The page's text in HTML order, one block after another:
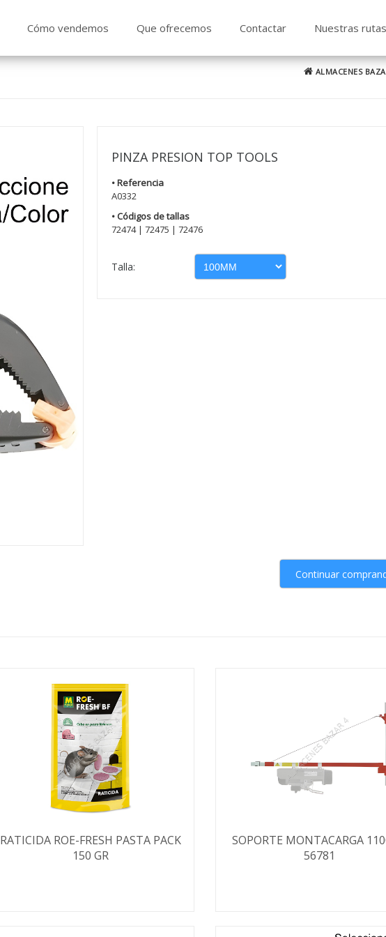
Cómo vendemos Que ofrecemos Contactar Nuestras rutas
ALMACENES
PINZA PRESION TOP TOOLS
• Referencia
A0332
• Códigos de tallas
72474 | 72475 | 72476
Talla:
Continuar
RATICIDA ROE-FRESH PASTA PACK
150 GR
SOPORTE MONTACARGA
56781